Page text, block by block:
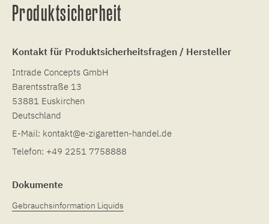
Produktsicherheit
Kontakt für Produktsicherheitsfragen / Hersteller
Intrade Concepts GmbH
Barentsstraße 13
53881 Euskirchen
Deutschland
E-Mail: kontakt@e-zigaretten-handel.de
Telefon: +49 2251 7758888
Dokumente
Gebrauchsinformation Liquids